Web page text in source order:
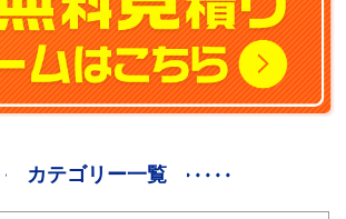
カテゴリー一覧